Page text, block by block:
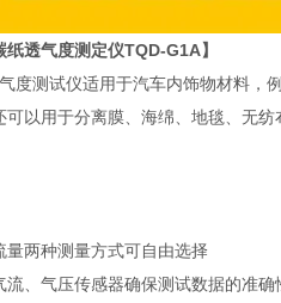
纸透气度测定仪TQD-G1A】
度测试仪适用于汽车内饰物材料，
可以用于分离膜、海绵、地毯、无
量两种测量方式可自由选择
流、气压传感器确保测试数据的准确